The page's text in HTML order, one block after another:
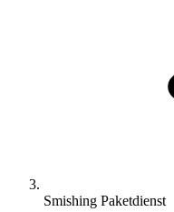
Smishing Paketdienst